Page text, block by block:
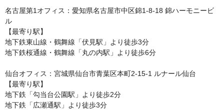
名古屋第1オフィス：愛知県名古屋市中区錦1-8-18 錦ハーモニービ
ル
【最寄り駅】
地下鉄東山線・鶴舞線「伏見駅」より徒歩3分
地下鉄桜通線・鶴舞線「丸の内駅」より徒歩6分
仙台オフィス：宮城県仙台市青葉区本町2-15-1 ルナール仙台
【最寄り駅】
地下鉄「勾当台公園駅」より徒歩2分
地下鉄「広瀬通駅」より徒歩3分